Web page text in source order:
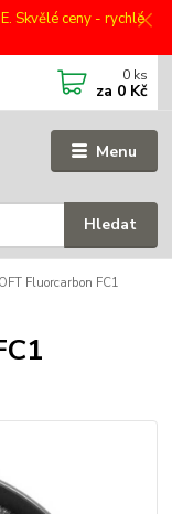
Skvělé ceny - rychlé
Menu
Hledat
0 ks
za 0 Kč
Fluorcarbon FC1